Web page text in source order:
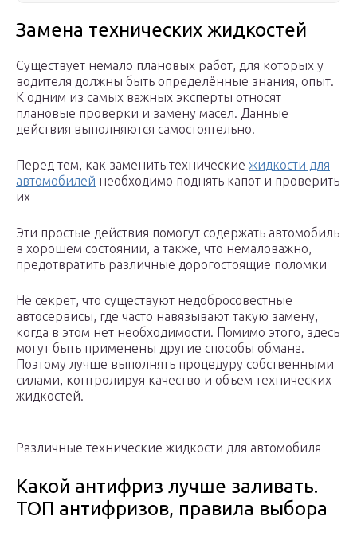
Замена технических жидкостей
Существует немало плановых работ, для которых у
водителя должны быть определённые знания, опыт.
К одним из самых важных эксперты относят
плановые проверки и замену масел. Данные
действия выполняются самостоятельно.
Перед тем, как заменить технические жидкости для
автомобилей необходимо поднять капот и проверить
их
Эти простые действия помогут содержать автомобиль
в хорошем состоянии, а также, что немаловажно,
предотвратить различные дорогостоящие поломки
Не секрет, что существуют недобросовестные
автосервисы, где часто навязывают такую замену,
когда в этом нет необходимости. Помимо этого, здесь
могут быть применены другие способы обмана.
Поэтому лучше выполнять процедуру собственными
силами, контролируя качество и объем технических
жидкостей.
Различные технические жидкости для автомобиля
Какой антифриз лучше заливать.
ТОП антифризов, правила выбора